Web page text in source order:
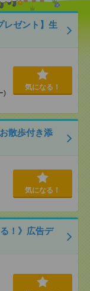
レゼント】生
)
気になる！
散歩付き添
気になる！
！》広告デ